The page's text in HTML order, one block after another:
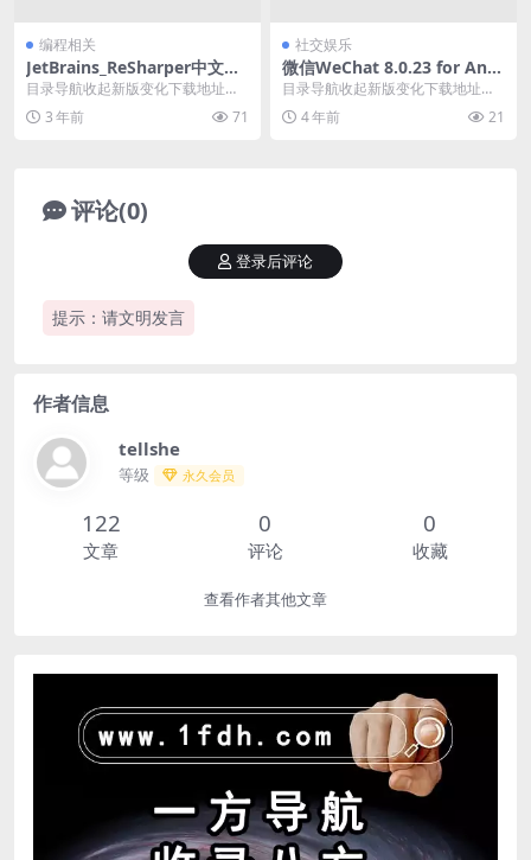
编程相关
JetBrains_ReSharper中文激
活版v 2023.3.3
目录导航收起新版变化下载地址目
录导航收起新版变化下载地址ReSh
arper Ul...
3 年前 71
社交娱乐
微信WeChat 8.0.23 for Andr
oid 官方正式版
目录导航收起新版变化下载地址目
录导航收起新版变化下载地址微信
正式版 8.0.20...
4 年前 21
评论(0)
提示：请文明发言
登录后评论
作者信息
tellshe
等级 永久会员
122
文章
0
评论
0
收藏
查看作者其他文章